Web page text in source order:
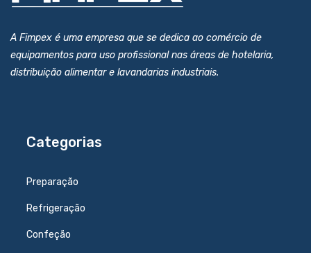
A Fimpex é uma empresa que se dedica ao comércio de
equipamentos para uso profissional nas áreas de hotelaria,
distribuição alimentar e lavandarias industriais.
Categorias
Preparação
Refrigeração
Confeção